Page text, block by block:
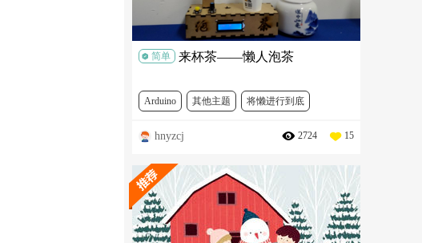
简单 来杯茶——懒人泡茶
Arduino 其他主题 将懒进行到底
DFR0265 DFR0063 FIT0502
DFR0029-Y SEN0156
DFR0216
hnyzcj 2724 15